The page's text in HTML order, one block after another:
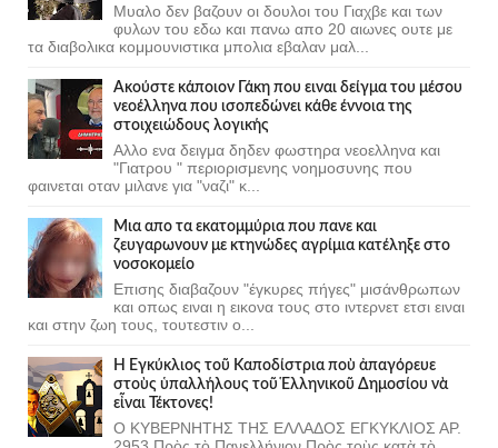
Μυαλο δεν βαζουν οι δουλοι του Γιαχβε και των
φυλων του εδω και πανω απο 20 αιωνες ουτε με
τα διαβολικα κομμουνιστικα μπολια εβαλαν μαλ...
Ακούστε κάποιον Γάκη που ειναι δείγμα του μέσου
νεοέλληνα που ισοπεδώνει κάθε έννοια της
στοιχειώδους λογικής
Αλλο ενα δειγμα δηδεν φωστηρα νεοελληνα και
"Γιατρου " περιορισμενης νοημοσυνης που
φαινεται οταν μιλανε για "ναζι" κ...
Μια απο τα εκατομμύρια που πανε και
ζευγαρωνουν με κτηνώδες αγρίμια κατέληξε στο
νοσοκομείο
Επισης διαβαζουν "έγκυρες πήγες" μισάνθρωπων
και οπως ειναι η εικονα τους στο ιντερνετ ετσι ειναι
και στην ζωη τους, τουτεστιν ο...
Ἡ Ἐγκύκλιος τοῦ Καποδίστρια ποὺ ἀπαγόρευε
στοὺς ὑπαλλήλους τοῦ Ἑλληνικοῦ Δημοσίου νὰ
εἶναι Τέκτονες!
Ο ΚΥΒΕΡΝΗΤΗΣ ΤΗΣ ΕΛΛΑΔΟΣ ΕΓΚΥΚΛΙΟΣ ΑΡ.